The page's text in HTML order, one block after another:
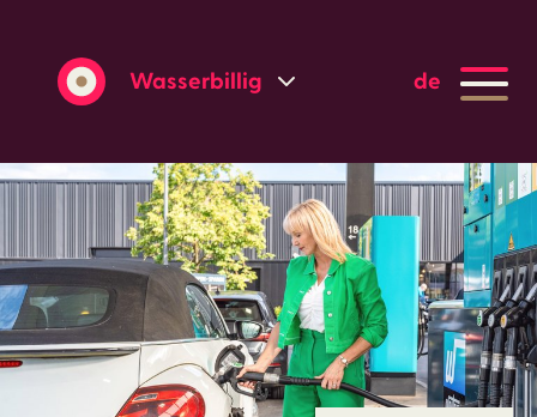
Wasserbillig
Grevenmacher
de